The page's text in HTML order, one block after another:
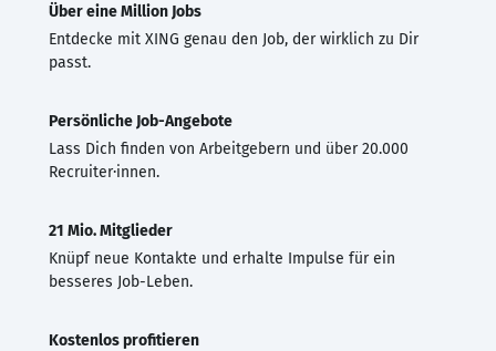
Über eine Million Jobs
Entdecke mit XING genau den Job, der wirklich zu Dir
passt.
Persönliche Job-Angebote
Lass Dich finden von Arbeitgebern und über 20.000
Recruiter·innen.
21 Mio. Mitglieder
Knüpf neue Kontakte und erhalte Impulse für ein
besseres Job-Leben.
Kostenlos profitieren